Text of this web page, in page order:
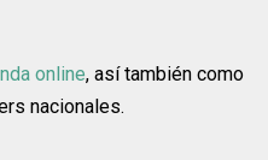
online, así también como
nacionales.